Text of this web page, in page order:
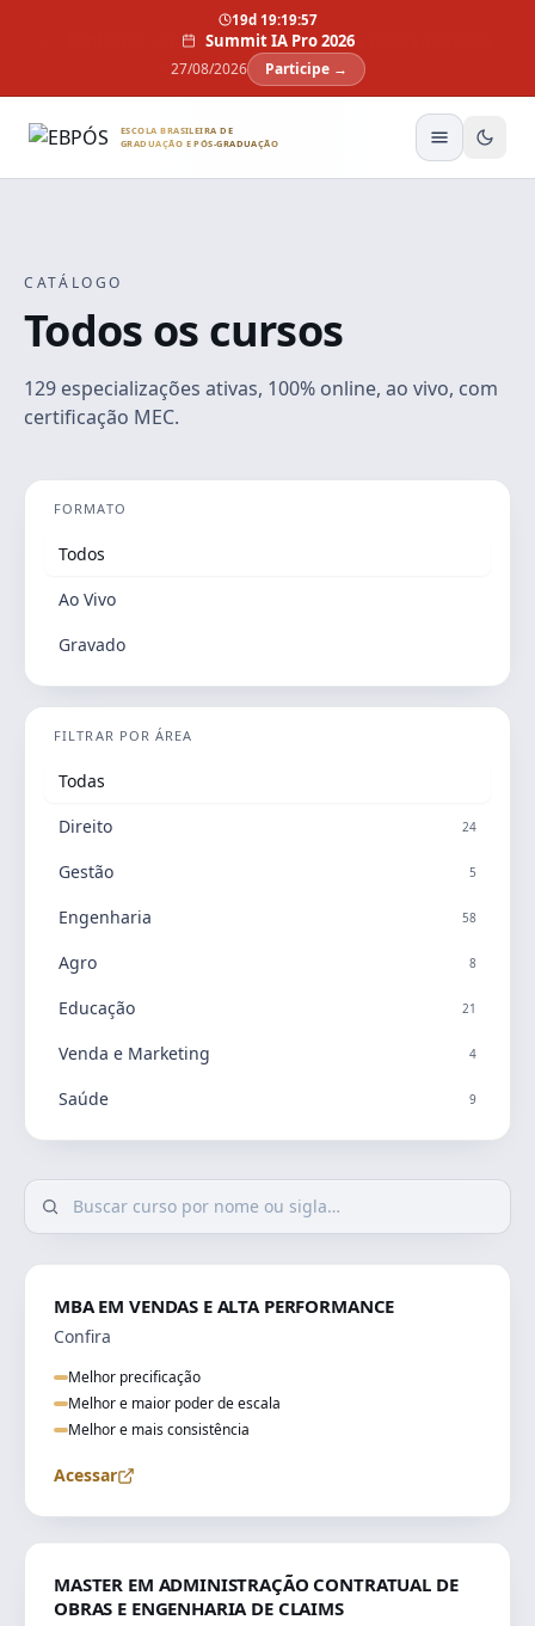
Summit IA Pro 2026
27/08/2026
19d 19:19:56
Participe →
ESCOLA BRASILEIRA DE
GRADUAÇÃO E PÓS-GRADUAÇÃO
CATÁLOGO
Todos os cursos
129 especializações ativas, 100% online, ao vivo, com
certificação MEC.
FORMATO
Todos
Ao Vivo
Gravado
FILTRAR POR ÁREA
Todas
Direito
24
Gestão 5
Engenharia 58
Agro 8
Educação 21
Venda e Marketing 4
Saúde 9
MBA EM VENDAS E ALTA PERFORMANCE
Confira
Melhor precificação
Melhor e maior poder de escala
Melhor e mais consistência
Acessar
MASTER EM ADMINISTRAÇÃO CONTRATUAL DE
OBRAS E ENGENHARIA DE CLAIMS